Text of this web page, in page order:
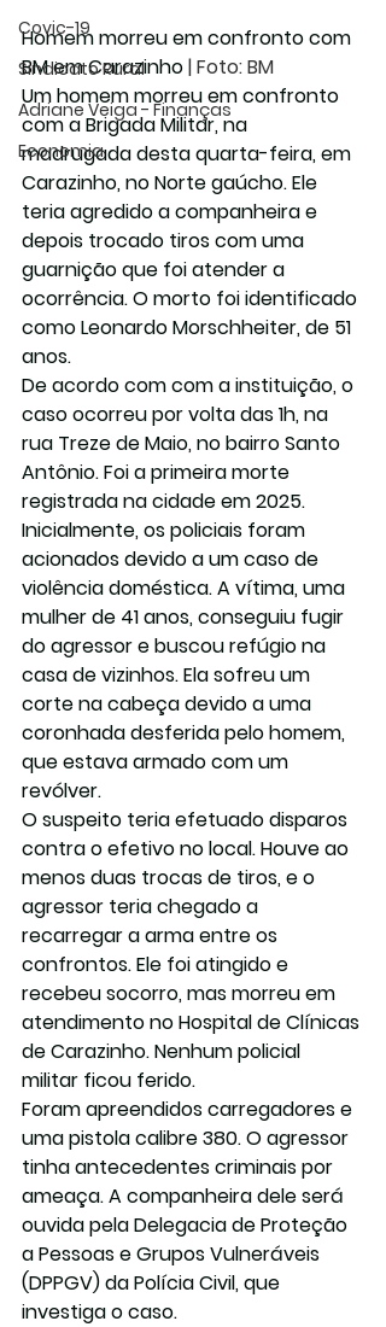
Covic-19
Sindicato Rural
Adriane Veiga - Finanças
Economia
Homem morreu em confronto com
BM em Carazinho | Foto: BM
Um homem morreu em confronto
com a Brigada Militar, na
madrugada desta quarta-feira, em
Carazinho, no Norte gaúcho. Ele
teria agredido a companheira e
depois trocado tiros com uma
guarnição que foi atender a
ocorrência. O morto foi identificado
como Leonardo Morschheiter, de 51
anos.
De acordo com com a instituição, o
caso ocorreu por volta das 1h, na
rua Treze de Maio, no bairro Santo
Antônio. Foi a primeira morte
registrada na cidade em 2025.
Inicialmente, os policiais foram
acionados devido a um caso de
violência doméstica. A vítima, uma
mulher de 41 anos, conseguiu fugir
do agressor e buscou refúgio na
casa de vizinhos. Ela sofreu um
corte na cabeça devido a uma
coronhada desferida pelo homem,
que estava armado com um
revólver.
O suspeito teria efetuado disparos
contra o efetivo no local. Houve ao
menos duas trocas de tiros, e o
agressor teria chegado a
recarregar a arma entre os
confrontos. Ele foi atingido e
recebeu socorro, mas morreu em
atendimento no Hospital de Clínicas
de Carazinho. Nenhum policial
militar ficou ferido.
Foram apreendidos carregadores e
uma pistola calibre 380. O agressor
tinha antecedentes criminais por
ameaça. A companheira dele será
ouvida pela Delegacia de Proteção
a Pessoas e Grupos Vulneráveis
(DPPGV) da Polícia Civil, que
investiga o caso.